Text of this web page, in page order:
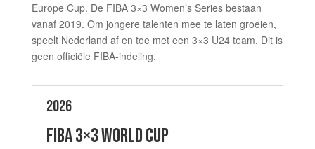
Europe Cup. De FIBA 3×3 Women’s Series bestaan
vanaf 2019. Om jongere talenten mee te laten groeien,
speelt Nederland af en toe met een 3×3 U24 team. Dit is
geen officiële FIBA-indeling.
2026
FIBA 3×3 WORLD CUP